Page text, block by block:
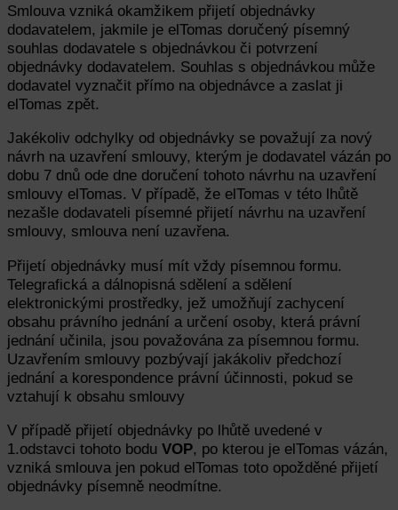
Smlouva vzniká okamžikem přijetí objednávky
dodavatelem, jakmile je elTomas doručený písemný
souhlas dodavatele s objednávkou či potvrzení
objednávky dodavatelem. Souhlas s objednávkou může
dodavatel vyznačit přímo na objednávce a zaslat ji
elTomas zpět.
Jakékoliv odchylky od objednávky se považují za nový
návrh na uzavření smlouvy, kterým je dodavatel vázán po
dobu 7 dnů ode dne doručení tohoto návrhu na uzavření
smlouvy elTomas. V případě, že elTomas v této lhůtě
nezašle dodavateli písemné přijetí návrhu na uzavření
smlouvy, smlouva není uzavřena.
Přijetí objednávky musí mít vždy písemnou formu.
Telegrafická a dálnopisná sdělení a sdělení
elektronickými prostředky, jež umožňují zachycení
obsahu právního jednání a určení osoby, která právní
jednání učinila, jsou považována za písemnou formu.
Uzavřením smlouvy pozbývají jakákoliv předchozí
jednání a korespondence právní účinnosti, pokud se
vztahují k obsahu smlouvy
V případě přijetí objednávky po lhůtě uvedené v
1.odstavci tohoto bodu VOP, po kterou je elTomas vázán,
vzniká smlouva jen pokud elTomas toto opožděné přijetí
objednávky písemně neodmítne.